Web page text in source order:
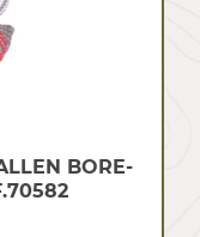
BORE-